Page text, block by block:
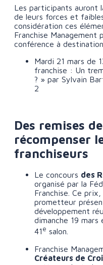
Les participants auront
de leurs forces et
considération ces
Franchise Management
conférence à
Mardi 21 mars de
franchise : Un
? » par Sylvain
2
Des remises
récompenser
franchiseurs
Le concours des
organisé par la
Franchise. Ce
prometteur
développement
dimanche 19
41e salon.
Franchise
Créateurs de